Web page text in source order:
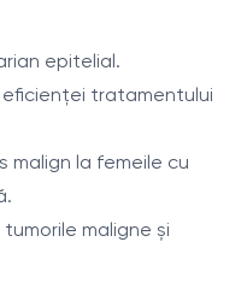
epitelial.
eficienței tratamentului
malign la femeile cu
maligne și